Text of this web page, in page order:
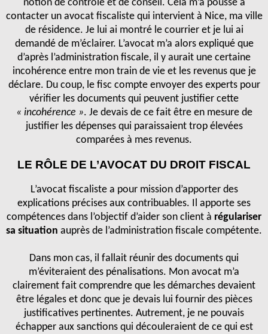
notion de contrôle et de conseil. Cela m’a poussé à
contacter un avocat fiscaliste qui intervient à Nice, ma ville
de résidence. Je lui ai montré le courrier et je lui ai
demandé de m’éclairer. L’avocat m’a alors expliqué que
d’après l’administration fiscale, il y aurait une certaine
incohérence entre mon train de vie et les revenus que je
déclare. Du coup, le fisc compte envoyer des experts pour
vérifier les documents qui peuvent justifier cette
« incohérence ». Je devais de ce fait être en mesure de
justifier les dépenses qui paraissaient trop élevées
comparées à mes revenus.
LE RÔLE DE L’AVOCAT DU DROIT FISCAL
L’avocat fiscaliste a pour mission d’apporter des
explications précises aux contribuables. Il apporte ses
compétences dans l’objectif d’aider son client à régulariser
sa situation auprès de l’administration fiscale compétente.
Dans mon cas, il fallait réunir des documents qui
m’éviteraient des pénalisations. Mon avocat m’a
clairement fait comprendre que les démarches devaient
être légales et donc que je devais lui fournir des pièces
justificatives pertinentes. Autrement, je ne pouvais
échapper aux sanctions qui découleraient de ce qui est